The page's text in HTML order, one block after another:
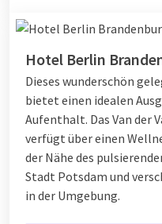
Hotel Berlin
Dieses wunderschön
bietet einen idealen
Aufenthalt. Das Van der
verfügt über einen
der Nähe des
Stadt Potsdam und
in der Umgebung.